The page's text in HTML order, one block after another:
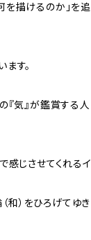
描けるのか」を追
す。
『気』が鑑賞する人
感じさせてくれるイ
和）をひろげてゆき